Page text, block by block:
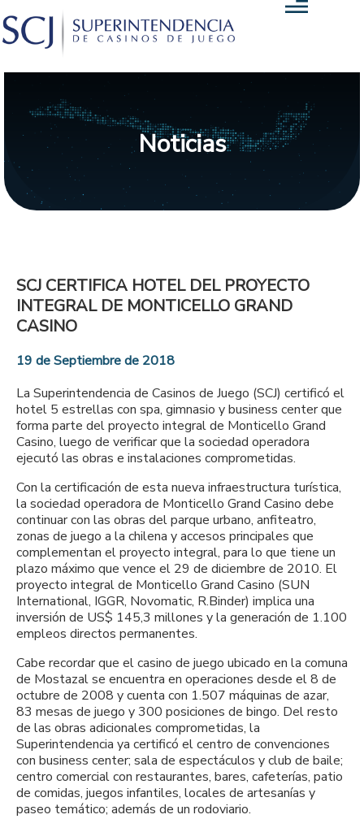
Noticias
SCJ CERTIFICA HOTEL DEL PROYECTO
INTEGRAL DE MONTICELLO GRAND
CASINO
19 de Septiembre de 2018
La Superintendencia de Casinos de Juego (SCJ) certificó el
hotel 5 estrellas con spa, gimnasio y business center que
forma parte del proyecto integral de Monticello Grand
Casino, luego de verificar que la sociedad operadora
ejecutó las obras e instalaciones comprometidas.
Con la certificación de esta nueva infraestructura turística,
la sociedad operadora de Monticello Grand Casino debe
continuar con las obras del parque urbano, anfiteatro,
zonas de juego a la chilena y accesos principales que
complementan el proyecto integral, para lo que tiene un
plazo máximo que vence el 29 de diciembre de 2010. El
proyecto integral de Monticello Grand Casino (SUN
International, IGGR, Novomatic, R.Binder) implica una
inversión de US$ 145,3 millones y la generación de 1.100
empleos directos permanentes.
Cabe recordar que el casino de juego ubicado en la comuna
de Mostazal se encuentra en operaciones desde el 8 de
octubre de 2008 y cuenta con 1.507 máquinas de azar,
83 mesas de juego y 300 posiciones de bingo. Del resto
de las obras adicionales comprometidas, la
Superintendencia ya certificó el centro de convenciones
con business center; sala de espectáculos y club de baile;
centro comercial con restaurantes, bares, cafeterías, patio
de comidas, juegos infantiles, locales de artesanías y
paseo temático; además de un rodoviario.